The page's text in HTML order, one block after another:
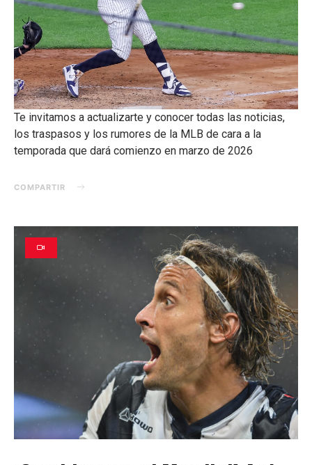
Te invitamos a actualizarte y conocer todas las noticias,
los traspasos y los rumores de la MLB de cara a la
temporada que dará comienzo en marzo de 2026
COMPARTIR